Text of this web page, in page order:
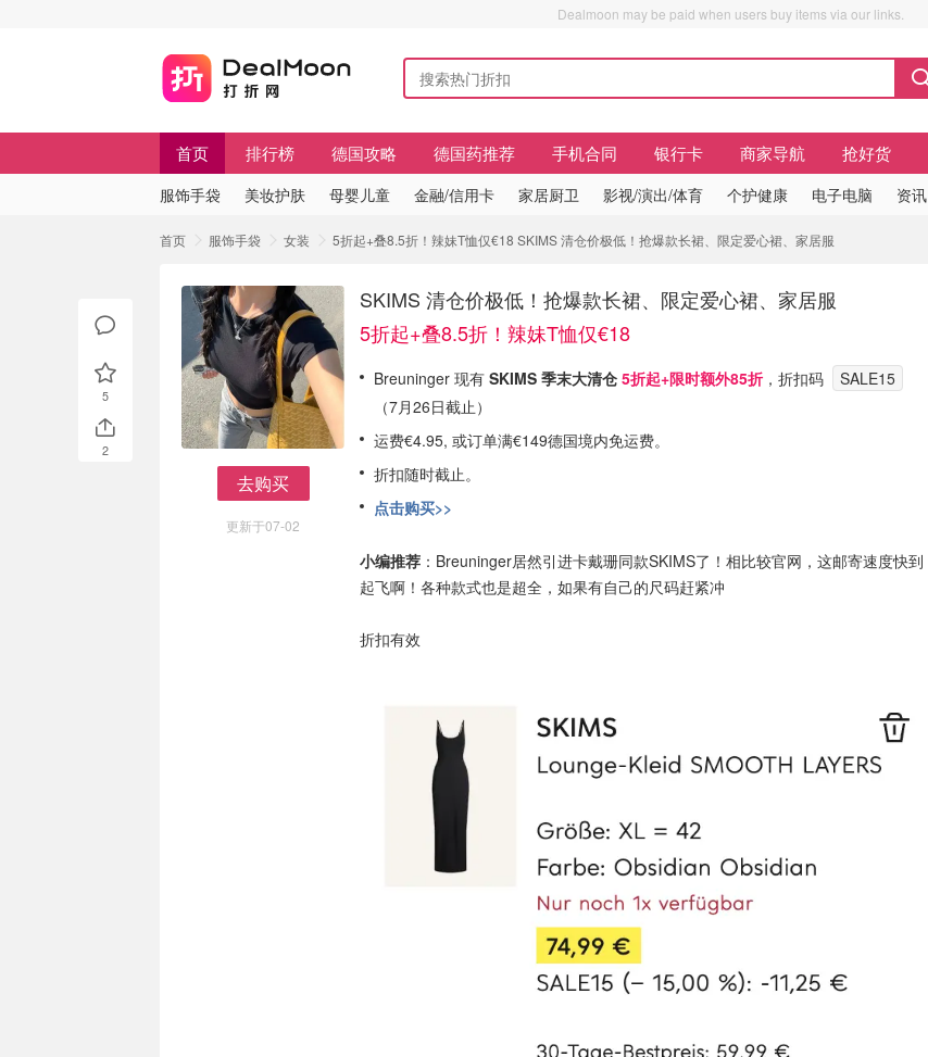
Dealmoon may be paid when users buy items via our links.
首页 排行榜 德国攻略 德国药推荐 手机合同 银行卡 商家导航 抢好货
服饰手袋 美妆护肤 母婴儿童 金融/信用卡 家居厨卫 影视/演出/体育 个护健康 电子电脑 资讯
首页 服饰手袋 女装 5折起+叠8.5折！辣妹T恤仅€18 SKIMS 清仓价极低！抢爆款长裙、限定爱心裙、家居服
去购买
更新于07-02
SKIMS 清仓价极低！抢爆款长裙、限定爱心裙、家居服
5折起+叠8.5折！辣妹T恤仅€18
Breuninger 现有 SKIMS 季末大清仓 5折起+限时额外85折 ，折扣码
SALE15
（7月26日截止）
运费€4.95, 或订单满€149德国境内免运费。
折扣随时截止。
点击购买>>
小编推荐 ：Breuninger居然引进卡戴珊同款SKIMS了！相比较官网，这邮寄速度快到
起飞啊！各种款式也是超全，如果有自己的尺码赶紧冲
折扣有效
5
2